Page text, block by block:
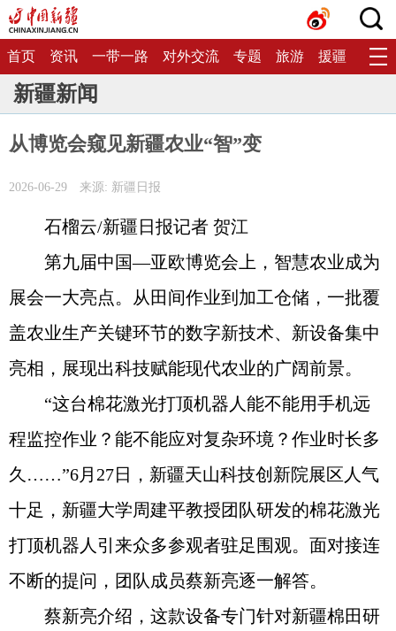
首页 资讯 一带一路 对外交流 专题 旅游 援疆 生态
新疆新闻
从博览会窥见新疆农业“智”变
2026-06-29 来源: 新疆日报
石榴云/新疆日报记者 贺江
第九届中国—亚欧博览会上，智慧农业成为
展会一大亮点。从田间作业到加工仓储，一批覆
盖农业生产关键环节的数字新技术、新设备集中
亮相，展现出科技赋能现代农业的广阔前景。
“这台棉花激光打顶机器人能不能用手机远
程监控作业？能不能应对复杂环境？作业时长多
久……”6月27日，新疆天山科技创新院展区人气
十足，新疆大学周建平教授团队研发的棉花激光
打顶机器人引来众多参观者驻足围观。面对接连
不断的提问，团队成员蔡新亮逐一解答。
蔡新亮介绍，这款设备专门针对新疆棉田研